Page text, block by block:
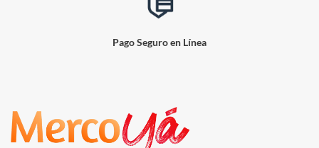
Pago Seguro en Línea